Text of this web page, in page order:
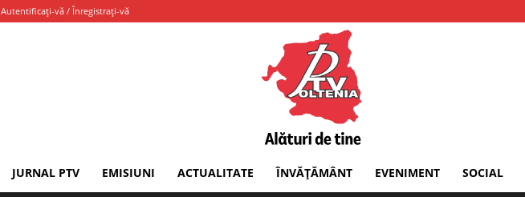
Autentificați-vă / Înregistrați-vă
JURNAL PTV EMISIUNI ACTUALITATE ÎNVĂȚĂMÂNT EVENIMENT SOCIAL